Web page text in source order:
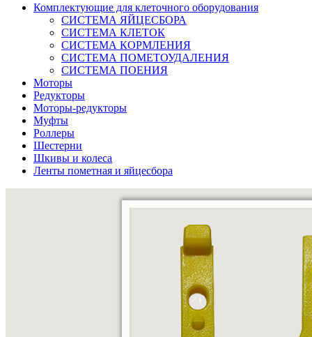
Комплектующие для клеточного оборудования
СИСТЕМА ЯЙЦЕСБОРА
СИСТЕМА КЛЕТОК
СИСТЕМА КОРМЛЕНИЯ
СИСТЕМА ПОМЕТОУДАЛЕНИЯ
СИСТЕМА ПОЕНИЯ
Моторы
Редукторы
Моторы-редукторы
Муфты
Роллеры
Шестерни
Шкивы и колеса
Ленты пометная и яйцесбора